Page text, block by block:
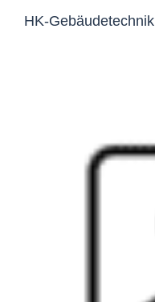
HK-Gebäudetechnik